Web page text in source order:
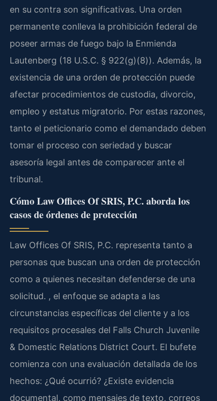
en su contra son significativas. Una orden
permanente conlleva la prohibición federal de
poseer armas de fuego bajo la Enmienda
Lautenberg (18 U.S.C. § 922(g)(8)). Además, la
existencia de una orden de protección puede
afectar procedimientos de custodia, divorcio,
empleo y estatus migratorio. Por estas razones,
tanto el peticionario como el demandado deben
tomar el proceso con seriedad y buscar
asesoría legal antes de comparecer ante el
tribunal.
Cómo Law Offices Of SRIS, P.C. aborda los
casos de órdenes de protección
Law Offices Of SRIS, P.C. representa tanto a
personas que buscan una orden de protección
como a quienes necesitan defenderse de una
solicitud. , el enfoque se adapta a las
circunstancias específicas del cliente y a los
requisitos procesales del Falls Church Juvenile
& Domestic Relations District Court. El bufete
comienza con una evaluación detallada de los
hechos: ¿Qué ocurrió? ¿Existe evidencia
documental, como mensajes de texto, correos